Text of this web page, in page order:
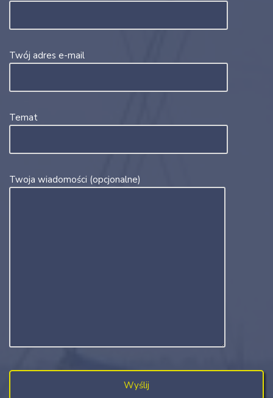
Twój adres e-mail
Temat
Twoja wiadomości (opcjonalne)